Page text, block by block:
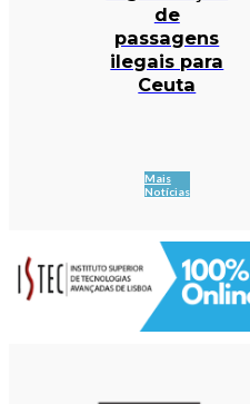
de
passagens
ilegais para
Ceuta
Mais
Notícias